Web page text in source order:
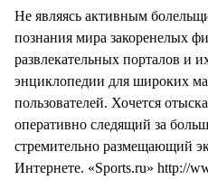
Не являясь активным
познания мира закоренелых
развлекательных порталов и
энциклопедии для широких
пользователей. Хочется
оперативно следящий за
стремительно размещающий
Интернете. «Sports.ru» http://